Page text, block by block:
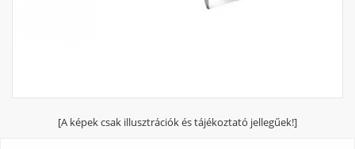
[A képek csak illusztrációk és tájékoztató jellegűek!]